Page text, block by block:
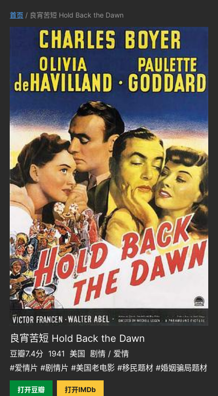
首页 / 良宵苦短 Hold Back the Dawn
良宵苦短 Hold Back the Dawn
豆瓣7.4分 1941 美国 剧情 / 爱情
#爱情片 #剧情片 #美国老电影 #移民题材 #婚姻骗局题材
打开豆瓣 打开IMDb